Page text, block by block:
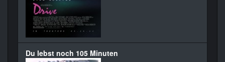
Du lebst noch 105 Minuten